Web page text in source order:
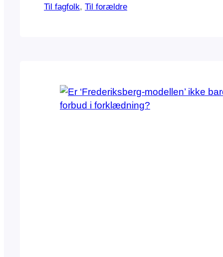
Til fagfolk, Til forældre